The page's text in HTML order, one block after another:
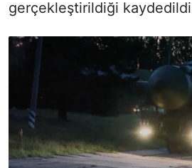
gerçekleştirildiği